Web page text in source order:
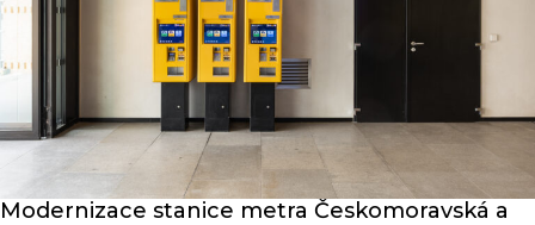
Modernizace stanice metra Českomoravská a